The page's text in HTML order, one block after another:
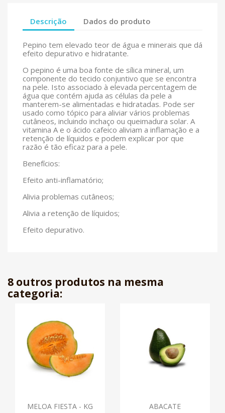
Descrição Dados do produto
Pepino tem elevado teor de água e minerais que dá
efeito depurativo e hidratante.
O pepino é uma boa fonte de sílica mineral, um
componente do tecido conjuntivo que se encontra
na pele. Isto associado à elevada percentagem de
água que contém ajuda as células da pele a
manterem-se alimentadas e hidratadas. Pode ser
usado como tópico para aliviar vários problemas
cutâneos, incluindo inchaço ou queimadura solar. A
vitamina A e o ácido cafeico aliviam a inflamação e a
retenção de líquidos e podem explicar por que
razão é tão eficaz para a pele.
Benefícios:
Efeito anti-inflamatório;
Alivia problemas cutâneos;
Alivia a retenção de líquidos;
Efeito depurativo.
8 outros produtos na mesma
categoria:
MELOA FIESTA - KG ABACATE